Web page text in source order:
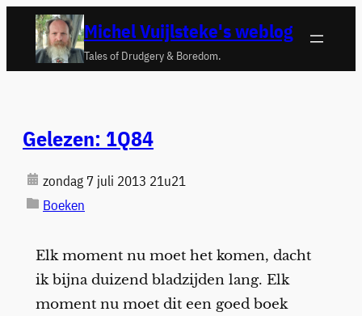
naar
Michel Vuijlsteke's weblog
Tales of Drudgery & Boredom.
Gelezen: 1Q84
zondag 7 juli 2013 21u21
Boeken
Elk moment nu moet het komen, dacht
ik bijna duizend bladzijden lang. Elk
moment nu moet dit een goed boek